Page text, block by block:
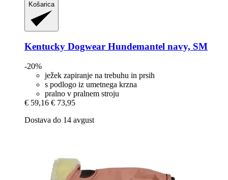
Košarica
Kentucky Dogwear Hundemantel navy, SM
-20%
ježek zapiranje na trebuhu in prsih
s podlogo iz umetnega krzna
pralno v pralnem stroju
€ 59,16 € 73,95
Dostava do 14 avgust